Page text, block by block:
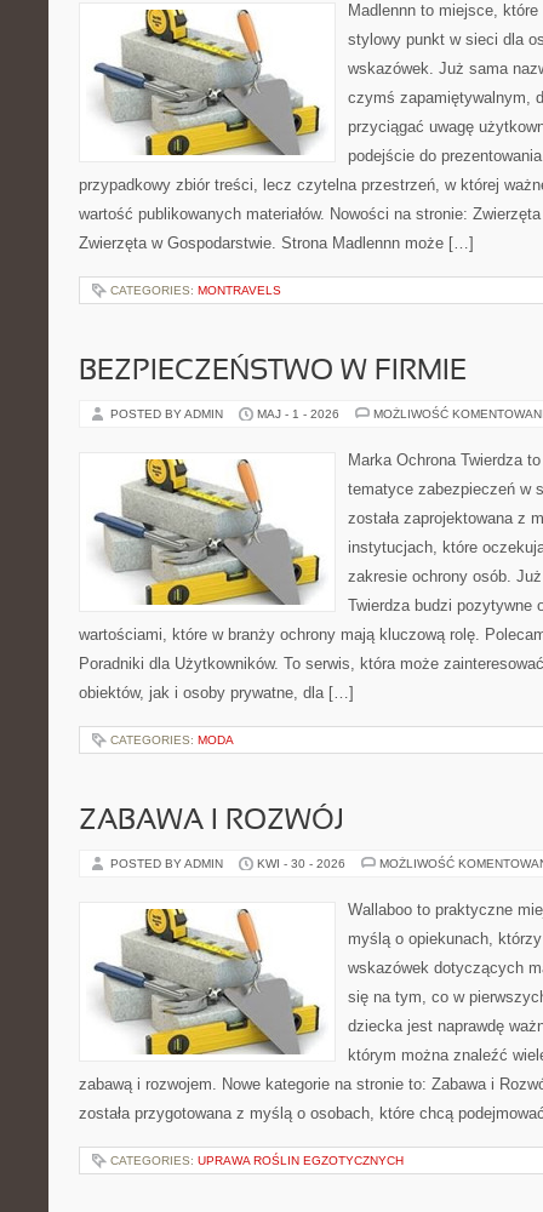
Madlennn to miejsce,
stylowy punkt w sieci dla
wskazówek. Już sama
czymś zapamiętywalnym,
przyciągać uwagę
podejście do
przypadkowy zbiór treści, lecz czytelna przestrzeń, w której
wartość publikowanych materiałów. Nowości na stronie:
Zwierzęta w Gospodarstwie. Strona Madlennn może […]
CATEGORIES: MONTRAVELS
BEZPIECZEŃSTWO W FIRMIE
POSTED BY ADMIN MAJ - 1 - 2026 MOŻLIWOŚĆ
Marka Ochrona Twierdza
tematyce zabezpieczeń w
została zaprojektowana z
instytucjach, które
zakresie ochrony osób.
Twierdza budzi pozytywne
wartościami, które w branży ochrony mają kluczową rolę.
Poradniki dla Użytkowników. To serwis, która może
obiektów, jak i osoby prywatne, dla […]
CATEGORIES: MODA
ZABAWA I ROZWÓJ
POSTED BY ADMIN KWI - 30 - 2026 MOŻLIWOŚĆ
Wallaboo to praktyczne
myślą o opiekunach,
wskazówek dotyczących
się na tym, co w
dziecka jest naprawdę
którym można znaleźć
zabawą i rozwojem. Nowe kategorie na stronie to: Zabawa i
została przygotowana z myślą o osobach, które chcą
CATEGORIES: UPRAWA ROŚLIN EGZOTYCZNYCH